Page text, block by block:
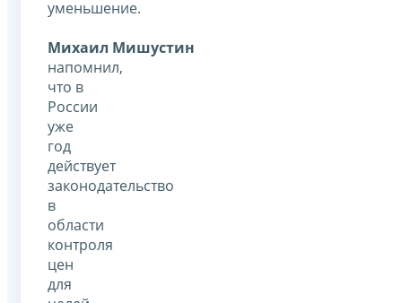
уменьшение.
Михаил Мишустин
напомнил,
что в
России
уже
год
действует
законодательство
в
области
контроля
цен
для